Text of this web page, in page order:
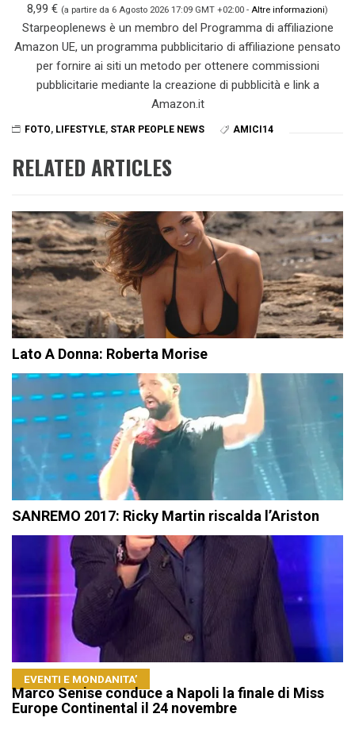
8,99 € (a partire da 6 Agosto 2026 17:09 GMT +02:00 - Altre informazioni)
Starpeoplenews è un membro del Programma di affiliazione
Amazon UE, un programma pubblicitario di affiliazione pensato
per fornire ai siti un metodo per ottenere commissioni
pubblicitarie mediante la creazione di pubblicità e link a
Amazon.it
FOTO, LIFESTYLE, STAR PEOPLE NEWS AMICI14
RELATED ARTICLES
Lato A Donna: Roberta Morise
SANREMO 2017: Ricky Martin riscalda l’Ariston
EVENTI E MONDANITA’
Marco Senise conduce a Napoli la finale di Miss
Europe Continental il 24 novembre